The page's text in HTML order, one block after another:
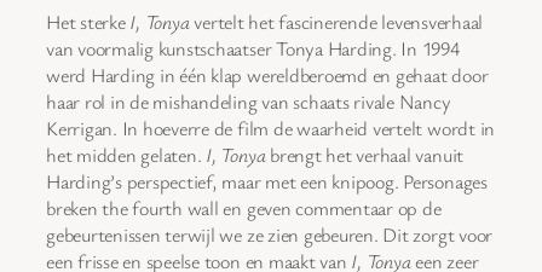
Het sterkeI, Tonyavertelt het fascinerende levensverhaal
van voormalig kunstschaatser Tonya Harding. In 1994
werd Harding in één klap wereldberoemd en gehaat door
haar rol in de mishandeling van schaats rivale Nancy
Kerrigan. In hoeverre de film de waarheid vertelt wordt in
het midden gelaten. I, Tonyabrengt het verhaal vanuit
Harding’s perspectief, maar met een knipoog. Personages
breken the fourth wall en geven commentaar op de
gebeurtenissen terwijl we ze zien gebeuren. Dit zorgt voor
een frisse en speelse toon en maakt van I, Tonyaeen zeer